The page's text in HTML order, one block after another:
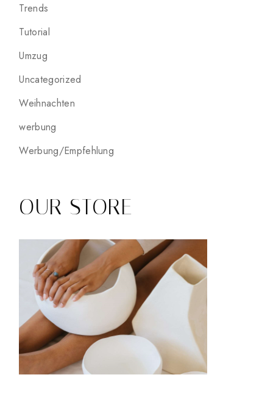
Trends
Tutorial
Umzug
Uncategorized
Weihnachten
werbung
Werbung/Empfehlung
OUR STORE